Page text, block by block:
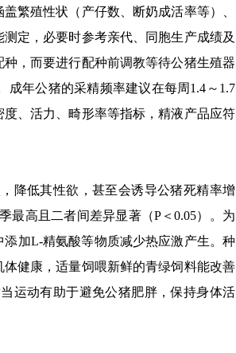
繁殖性状（产仔数、断奶成活率等）、
定，必要时参考亲代、同胞生产成绩及
，而要进行配种前调教等待公猪生殖器
年公猪的采精频率建议在每周1.4～1.7
、活力、畸形率等指标，精液产品应符
降低其性欲，甚至会诱导公猪死精率增
最高且二者间差异显著（P＜0.05）。为
加L-精氨酸等物质减少热应激产生。种
健康，适量饲喂新鲜的青绿饲料能改善
运动有助于避免公猪肥胖，保持身体活